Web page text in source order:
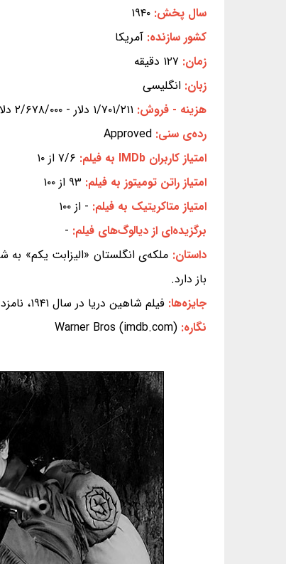
سال پخش: ۱۹۴۰
کشور سازنده: آمریکا
زمان: ۱۲۷ دقیقه
زبان: انگلیسی
هزینه - فروش: ۱/۷۰۱/۲۱۱ دلار - ۲/۶۷۸/۰۰۰ دلار
رده‌ی سنی: Approved
امتیاز کاربران IMDb به فیلم:
۷/۶ از ۱۰
امتیاز راتن تومیتوز به فیلم: ۹۳ از ۱۰۰
امتیاز متاکریتیک به فیلم: - از ۱۰۰
برگزیده‌ای از دیالوگ‌های فیلم: -
داستان: ملکه‌ی انگلستان «الیزابت یکم»
باز دارد.
جایزه‌ها: فیلم شاهین دریا در سال ۱۹۴۱، نامزد دریافت جایزه‌های اسکار بهترین کارگردانی هنری، بهترین صدابرداری، بهترین جلوه‌های تصویری و بهترین موسیقی متن شد.
نگاره: Warner Bros (imdb.com)